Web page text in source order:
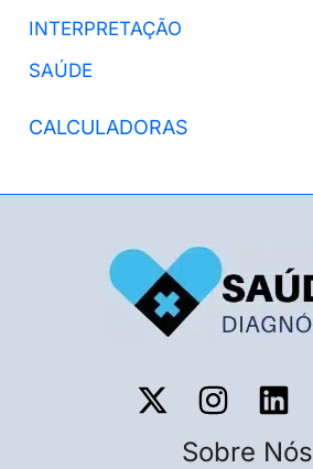
INTERPRETAÇÃO
SAÚDE
CALCULADORAS
Sobre Nós